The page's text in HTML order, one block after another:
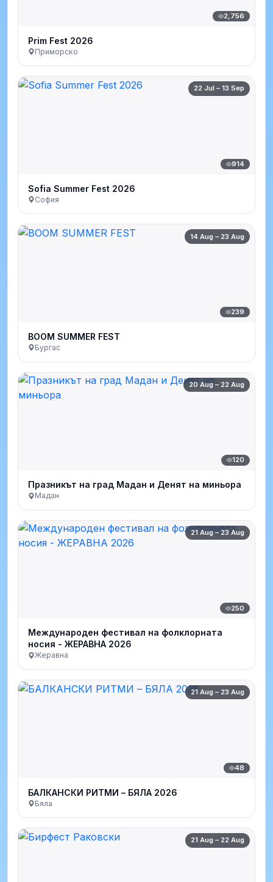
2,756
Prim Fest 2026
Приморско
22 Jul – 13 Sep
914
Sofia Summer Fest 2026
София
14 Aug – 23 Aug
239
BOOM SUMMER FEST
Бургас
20 Aug – 22 Aug
120
Празникът на град Мадан и Денят на миньора
Мадан
21 Aug – 23 Aug
250
Международен фестивал на фолклорната
носия - ЖЕРАВНА 2026
Жеравна
21 Aug – 23 Aug
48
БАЛКАНСКИ РИТМИ – БЯЛА 2026
Бяла
21 Aug – 22 Aug